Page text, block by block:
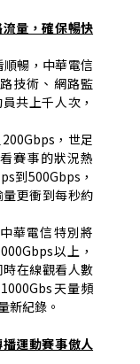
量，確保暢快
暢，中華電信
技術、網路監
共上千人次，
，世足
賽事的狀況熱
到500Gbps，
更衝到每秒約
華電信特別將
以上，
在線觀看人數
天量頻
新紀錄。
運動賽事傲人